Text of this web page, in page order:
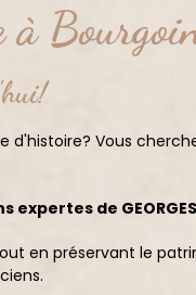
à
d'histoire? Vous
de GEORGES
en préservant le